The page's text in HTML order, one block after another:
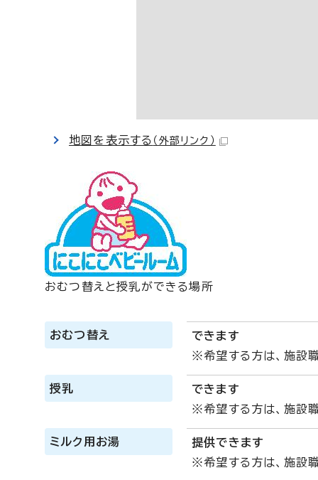
地図を表示する （外部リンク）
おむつ替えと授乳ができる場所
おむつ替え
できます
※希望する方は、施設
授乳
できます
※希望する方は、施設
ミルク用お湯
提供できます
※希望する方は、施設